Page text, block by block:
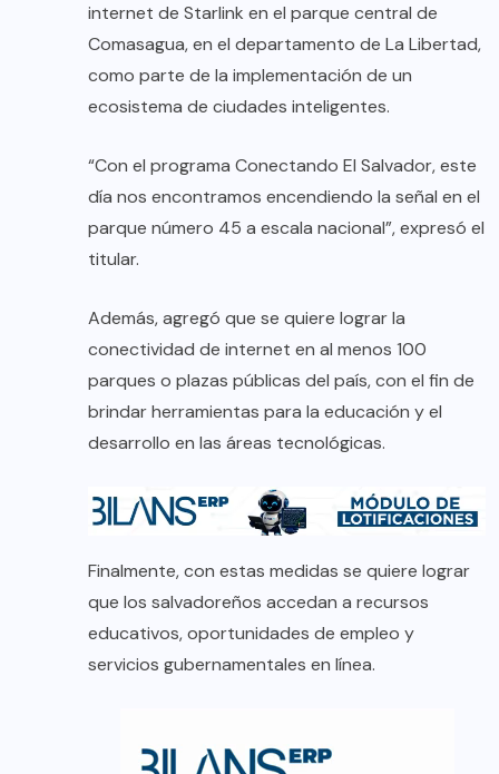
internet de Starlink en el parque central de
Comasagua, en el departamento de La Libertad,
como parte de la implementación de un
ecosistema de ciudades inteligentes.
“Con el programa Conectando El Salvador, este
día nos encontramos encendiendo la señal en el
parque número 45 a escala nacional”, expresó el
titular.
Además, agregó que se quiere lograr la
conectividad de internet en al menos 100
parques o plazas públicas del país, con el fin de
brindar herramientas para la educación y el
desarrollo en las áreas tecnológicas.
Finalmente, con estas medidas se quiere lograr
que los salvadoreños accedan a recursos
educativos, oportunidades de empleo y
servicios gubernamentales en línea.